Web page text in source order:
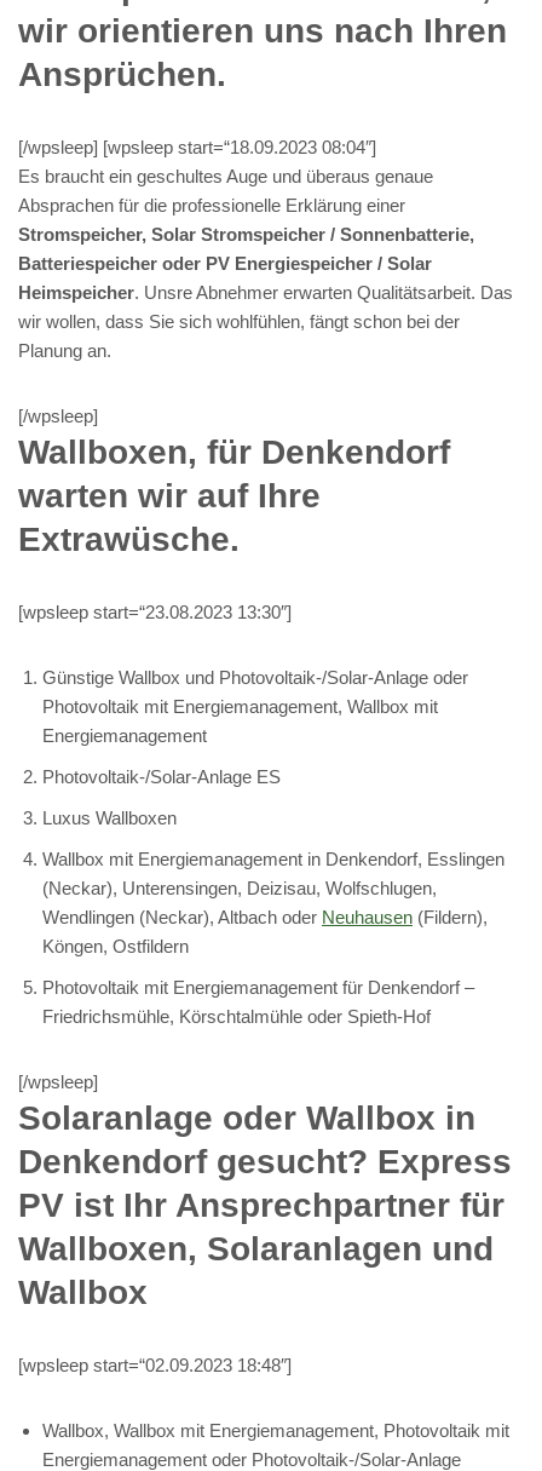
wir orientieren uns nach Ihren
Ansprüchen.
[/wpsleep] [wpsleep start=“18.09.2023 08:04″]
Es braucht ein geschultes Auge und überaus genaue
Absprachen für die professionelle Erklärung einer
Stromspeicher, Solar Stromspeicher / Sonnenbatterie,
Batteriespeicher oder PV Energiespeicher / Solar
Heimspeicher. Unsre Abnehmer erwarten Qualitätsarbeit. Das
wir wollen, dass Sie sich wohlfühlen, fängt schon bei der
Planung an.
[/wpsleep]
Wallboxen, für Denkendorf
warten wir auf Ihre
Extrawüsche.
[wpsleep start=“23.08.2023 13:30″]
Günstige Wallbox und Photovoltaik-/Solar-Anlage oder
Photovoltaik mit Energiemanagement, Wallbox mit
Energiemanagement
Photovoltaik-/Solar-Anlage ES
Luxus Wallboxen
Wallbox mit Energiemanagement in Denkendorf, Esslingen
(Neckar), Unterensingen, Deizisau, Wolfschlugen,
Wendlingen (Neckar), Altbach oder Neuhausen (Fildern),
Köngen, Ostfildern
Photovoltaik mit Energiemanagement für Denkendorf –
Friedrichsmühle, Körschtalmühle oder Spieth-Hof
[/wpsleep]
Solaranlage oder Wallbox in
Denkendorf gesucht? Express
PV ist Ihr Ansprechpartner für
Wallboxen, Solaranlagen und
Wallbox
[wpsleep start=“02.09.2023 18:48″]
Wallbox, Wallbox mit Energiemanagement, Photovoltaik mit
Energiemanagement oder Photovoltaik-/Solar-Anlage